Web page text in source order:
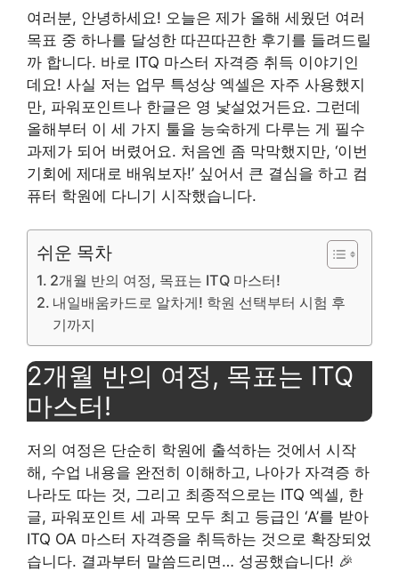
여러분, 안녕하세요! 오늘은 제가 올해 세웠던 여러
목표 중 하나를 달성한 따끈따끈한 후기를 들려드릴
까 합니다. 바로 ITQ 마스터 자격증 취득 이야기인
데요! 사실 저는 업무 특성상 엑셀은 자주 사용했지
만, 파워포인트나 한글은 영 낯설었거든요. 그런데
올해부터 이 세 가지 툴을 능숙하게 다루는 게 필수
과제가 되어 버렸어요. 처음엔 좀 막막했지만, ‘이번
기회에 제대로 배워보자!’ 싶어서 큰 결심을 하고 컴
퓨터 학원에 다니기 시작했습니다.
쉬운 목차
2개월 반의 여정, 목표는 ITQ 마스터!
내일배움카드로 알차게! 학원 선택부터 시험 후
기까지
2개월 반의 여정, 목표는 ITQ
마스터!
저의 여정은 단순히 학원에 출석하는 것에서 시작
해, 수업 내용을 완전히 이해하고, 나아가 자격증 하
나라도 따는 것, 그리고 최종적으로는 ITQ 엑셀, 한
글, 파워포인트 세 과목 모두 최고 등급인 ‘A’를 받아
ITQ OA 마스터 자격증을 취득하는 것으로 확장되었
습니다. 결과부터 말씀드리면… 성공했습니다! 🎉